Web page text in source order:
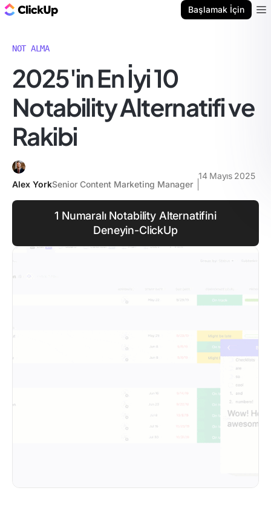
Başlamak İçin
NOT ALMA
2025'in En İyi 10
Notability Alternatifi ve
Rakibi
Alex YorkSenior Content Marketing Manager
14 Mayıs 2025
1 Numaralı Notability Alternatifini
Deneyin-ClickUp